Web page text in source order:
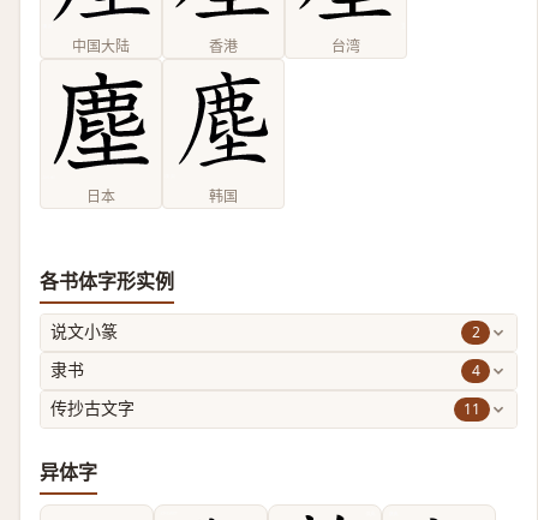
中国大陆 香港 台湾
日本 韩国
各书体字形实例
说文小篆 2
隶书 4
传抄古文字 11
异体字